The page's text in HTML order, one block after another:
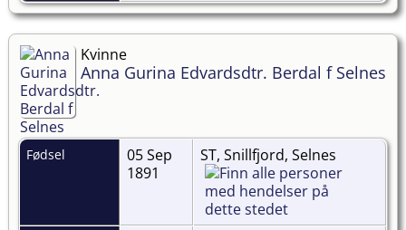
Kvinne
Anna Gurina Edvardsdtr. Berdal f Selnes
Fødsel
05 Sep
1891
ST, Snillfjord, Selnes